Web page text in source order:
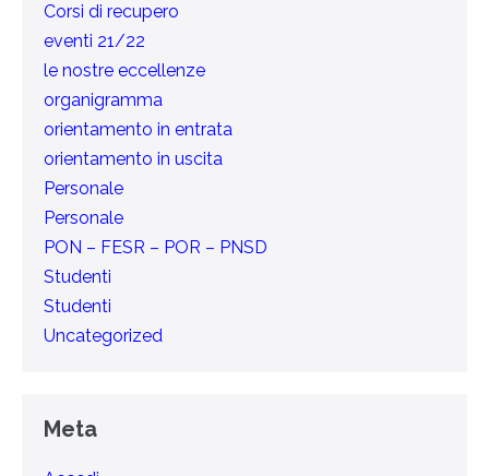
Corsi di recupero
eventi 21/22
le nostre eccellenze
organigramma
orientamento in entrata
orientamento in uscita
Personale
Personale
PON – FESR – POR – PNSD
Studenti
Studenti
Uncategorized
Meta